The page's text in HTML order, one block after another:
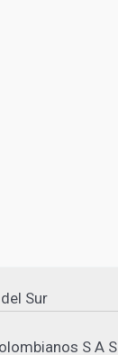
Sur
S A S